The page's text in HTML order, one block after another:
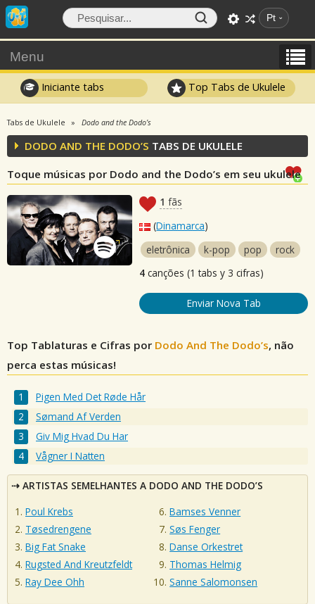
Pt
Menu
Iniciante tabs Top Tabs de Ukulele
Tabs de Ukulele Dodo and the Dodo’s
DODO AND THE DODO’S TABS DE UKULELE
Toque músicas por Dodo and the Dodo’s em seu ukulele
1 fãs
(Dinamarca)
eletrônica
k-pop pop
rock
4 canções (1 tabs y 3 cifras)
Enviar Nova Tab
Top Tablaturas e Cifras por Dodo And The Dodo’s, não
perca estas músicas!
Pigen Med Det Røde Hår
Sømand Af Verden
Giv Mig Hvad Du Har
Vågner I Natten
ARTISTAS SEMELHANTES A DODO AND THE DODO’S
Poul Krebs
Tøsedrengene
Big Fat Snake
Rugsted And Kreutzfeldt
Ray Dee Ohh
Bamses Venner
Søs Fenger
Danse Orkestret
Thomas Helmig
Sanne Salomonsen